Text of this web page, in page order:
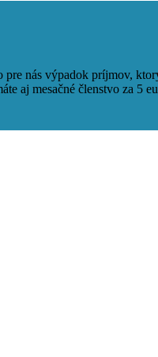
nás výpadok príjmov,
aj mesačné členstvo za 5